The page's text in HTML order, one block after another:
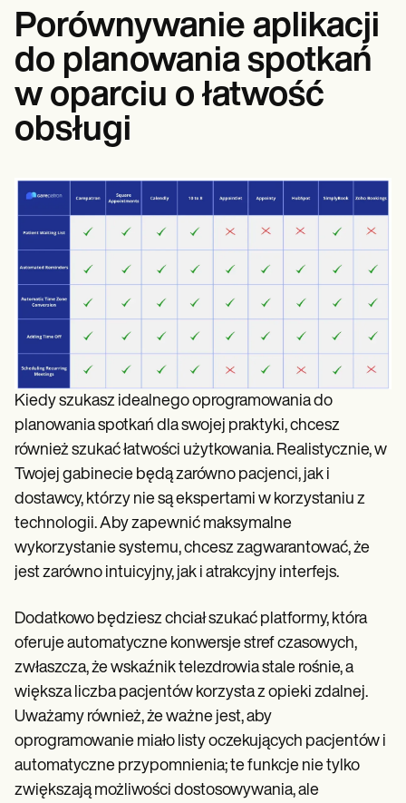
Porównywanie aplikacji
do planowania spotkań
w oparciu o łatwość
obsługi
Kiedy szukasz idealnego oprogramowania do
planowania spotkań dla swojej praktyki, chcesz
również szukać łatwości użytkowania. Realistycznie, w
Twojej gabinecie będą zarówno pacjenci, jak i
dostawcy, którzy nie są ekspertami w korzystaniu z
technologii. Aby zapewnić maksymalne
wykorzystanie systemu, chcesz zagwarantować, że
jest zarówno intuicyjny, jak i atrakcyjny interfejs.
Dodatkowo będziesz chciał szukać platformy, która
oferuje automatyczne konwersje stref czasowych,
zwłaszcza, że wskaźnik telezdrowia stale rośnie, a
większa liczba pacjentów korzysta z opieki zdalnej.
Uważamy również, że ważne jest, aby
oprogramowanie miało listy oczekujących pacjentów i
automatyczne przypomnienia; te funkcje nie tylko
zwiększają możliwości dostosowywania, ale